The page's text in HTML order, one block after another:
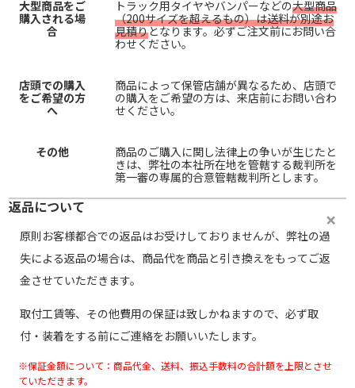
大型商品をご
購入される場
合
トラック用タイヤやバンパーなどの大型商品
（200サイズを超えるもの）は送料が別途お
見積りとなります。必ずご注文前にお問い合
わせください。
店頭での購入
をご希望の方
へ
商品によって保管店舗が異なるため、店頭で
の購入をご希望の方は、来店前にお問い合わ
せください。
その他
商品のご購入に関し法律上の争いが生じたと
きは、弊社の本社所在地を管轄する裁判所を
第一審の専属的合意管轄裁判所とします。
返品について
原則お客様都合での返品はお受けしておりませんが、弊社の過
失による返品の場合は、商品代を商品と引き換えをもってご返
金させていただきます。
取付工賃等、その他費用の保証は致しかねますので、必ず取
付・装着をする前にご連絡をお願いいたします。
※保証金額について：商品代金、送料、振込手数料の合計額を上限とさせ
ていただきます。